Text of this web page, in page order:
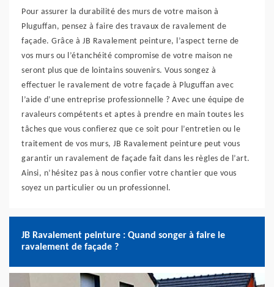
Pour assurer la durabilité des murs de votre maison à
Pluguffan, pensez à faire des travaux de ravalement de
façade. Grâce à JB Ravalement peinture, l’aspect terne de
vos murs ou l’étanchéité compromise de votre maison ne
seront plus que de lointains souvenirs. Vous songez à
effectuer le ravalement de votre façade à Pluguffan avec
l’aide d’une entreprise professionnelle ? Avec une équipe de
ravaleurs compétents et aptes à prendre en main toutes les
tâches que vous confierez que ce soit pour l’entretien ou le
traitement de vos murs, JB Ravalement peinture peut vous
garantir un ravalement de façade fait dans les règles de l’art.
Ainsi, n’hésitez pas à nous confier votre chantier que vous
soyez un particulier ou un professionnel.
JB Ravalement peinture : Quand songer à faire le
ravalement de façade ?